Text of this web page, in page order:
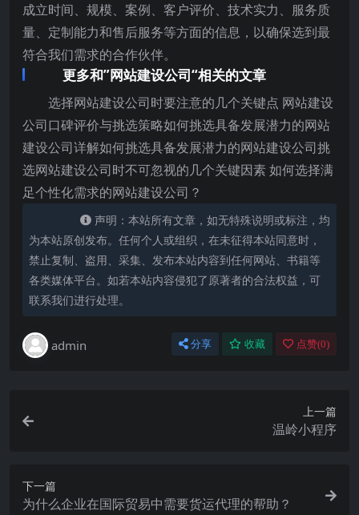
成立时间、规模、案例、客户评价、技术实力、服务质
量、定制能力和售后服务等方面的信息，以确保选到最
符合我们需求的合作伙伴。
更多和”网站建设公司“相关的文章
选择网站建设公司时要注意的几个关键点 网站建设
公司口碑评价与挑选策略如何挑选具备发展潜力的网站
建设公司详解如何挑选具备发展潜力的网站建设公司挑
选网站建设公司时不可忽视的几个关键因素 如何选择满
足个性化需求的网站建设公司？
声明：本站所有文章，如无特殊说明或标注，均
为本站原创发布。任何个人或组织，在未征得本站同意时，
禁止复制、盗用、采集、发布本站内容到任何网站、书籍等
各类媒体平台。如若本站内容侵犯了原著者的合法权益，可
联系我们进行处理。
admin 分享 收藏 点赞(0)
上一篇
温岭小程序
下一篇
为什么企业在国际贸易中需要货运代理的帮助？